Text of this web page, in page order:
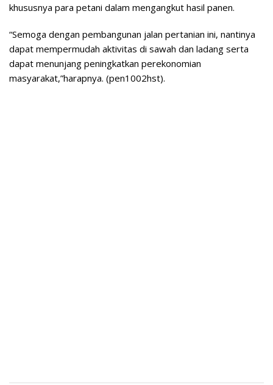
khususnya para petani dalam mengangkut hasil panen.
“Semoga dengan pembangunan jalan pertanian ini, nantinya
dapat mempermudah aktivitas di sawah dan ladang serta
dapat menunjang peningkatkan perekonomian
masyarakat,”harapnya. (pen1002hst).